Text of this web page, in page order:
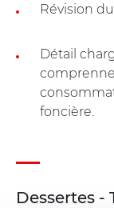
Révision
Détail
foncière.
Dessertes -